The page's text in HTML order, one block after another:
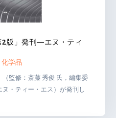
2版」発刊―エヌ・ティ
学品
（監修：斎藤 秀俊 氏，編集委
・ティー・エス）が発刊し